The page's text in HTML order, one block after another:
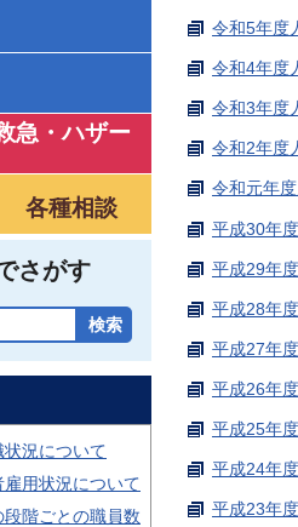
急 ・ハザー
各種相談
さがす
令和5年度
令和4年度
令和3年度
令和2年度
令和元年
平成30年
平成29年
平成28年
平成27年
平成26年
平成25年
平成24年
平成23年
況について
用状況について
階ごとの職員数